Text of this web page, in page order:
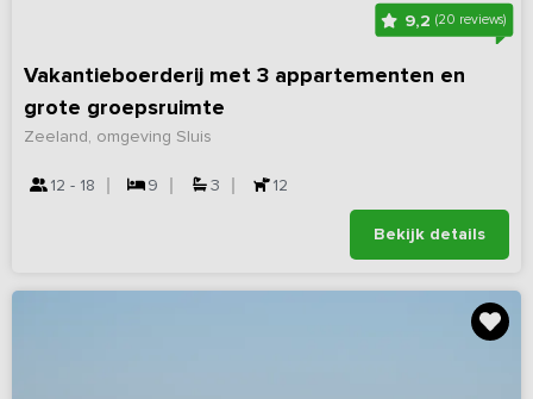
9,2 (20 reviews)
Vakantieboerderij met 3 appartementen en
grote groepsruimte
Zeeland, omgeving Sluis
12 - 18 9 3 12
Bekijk details